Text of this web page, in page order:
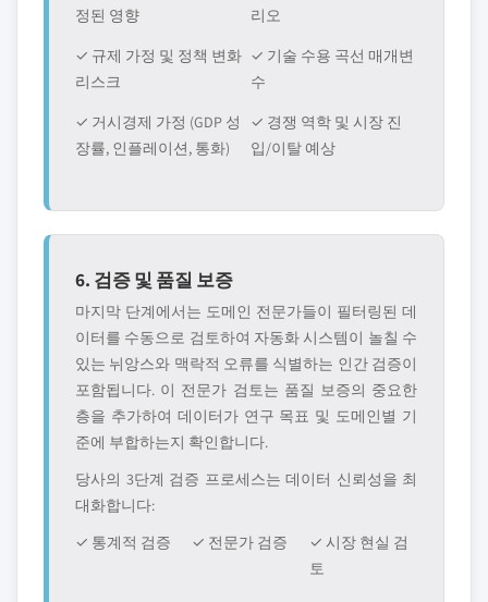
정된 영향
리오
✓ 규제 가정 및 정책 변화
리스크
✓ 기술 수용 곡선 매개변
수
✓ 거시경제 가정 (GDP 성
장률, 인플레이션, 통화)
✓ 경쟁 역학 및 시장 진
입/이탈 예상
6. 검증 및 품질 보증
마지막 단계에서는 도메인 전문가들이 필터링된 데
이터를 수동으로 검토하여 자동화 시스템이 놀칠 수
있는 뉘앙스와 맥락적 오류를 식별하는 인간 검증이
포함됩니다. 이 전문가 검토는 품질 보증의 중요한
층을 추가하여 데이터가 연구 목표 및 도메인별 기
준에 부합하는지 확인합니다.
당사의 3단계 검증 프로세스는 데이터 신뢰성을 최
대화합니다:
✓ 통계적 검증
✓ 전문가 검증
✓ 시장 현실 검
토